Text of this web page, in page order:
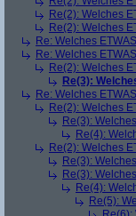
Re(2): Welches
Re(2): Welches
Re: Welches
Re: Welches
Re(2): Welches
Re(3):
Re: Welches
Re(2): Welches
Re(3):
Re(4):
Re(2): Welches
Re(3):
Re(3):
Re(4):
Re(5):